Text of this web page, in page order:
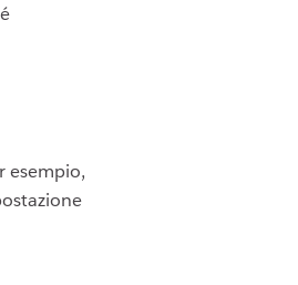
esempio,